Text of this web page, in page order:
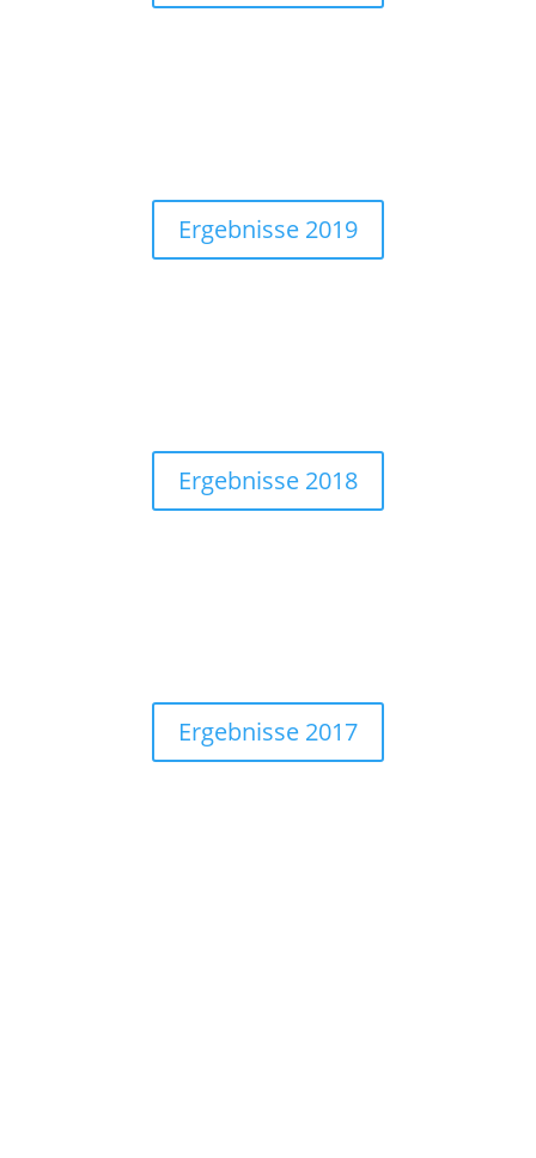
Ergebnisse 2019
Ergebnisse 2018
Ergebnisse 2017